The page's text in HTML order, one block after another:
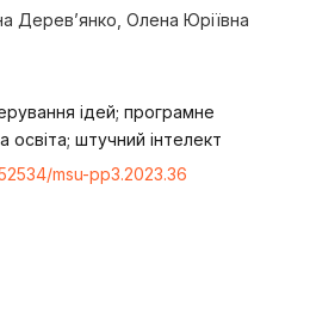
Дерев’янко Олена Юріївна
ідей; програмне
освіта; штучний інтелект
msu-pp3.2023.36